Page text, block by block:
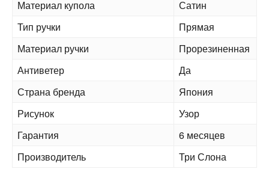
Материал купола
Сатин
Тип ручки
Прямая
Материал ручки
Прорезиненная
Антиветер
Да
Страна бренда
Япония
Рисунок
Узор
Гарантия
6 месяцев
Производитель
Три Слона